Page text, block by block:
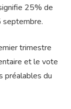
25% de
septembre.
trimestre
et le vote
préalables du